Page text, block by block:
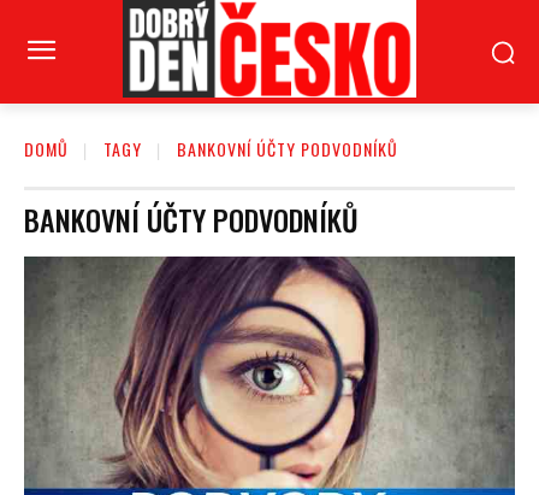
DOMŮ TAGY BANKOVNÍ ÚČTY PODVODNÍKŮ
BANKOVNÍ ÚČTY PODVODNÍKŮ